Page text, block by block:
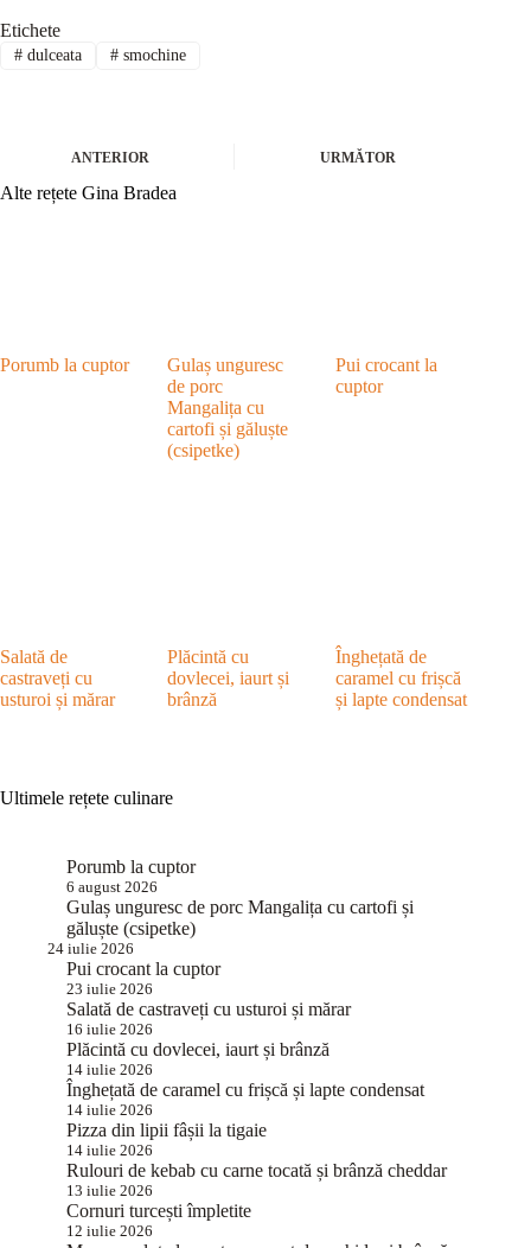
Etichete
#dulceata #smochine
ANTERIOR URMĂTOR
Alte rețete Gina Bradea
Porumb la cuptor
Gulaș unguresc
de porc
Mangalița cu
cartofi și găluște
(csipetke)
Pui crocant la
cuptor
Salată de
castraveți cu
usturoi și mărar
Plăcintă cu
dovlecei, iaurt și
brânză
Înghețată de
caramel cu frișcă
și lapte condensat
Ultimele rețete culinare
Porumb la cuptor
6 august 2026
Gulaș unguresc de porc Mangalița cu cartofi și
găluște (csipetke)
24 iulie 2026
Pui crocant la cuptor
23 iulie 2026
Salată de castraveți cu usturoi și mărar
16 iulie 2026
Plăcintă cu dovlecei, iaurt și brânză
14 iulie 2026
Înghețată de caramel cu frișcă și lapte condensat
14 iulie 2026
Pizza din lipii fâșii la tigaie
14 iulie 2026
Rulouri de kebab cu carne tocată și brânză cheddar
13 iulie 2026
Cornuri turcești împletite
12 iulie 2026